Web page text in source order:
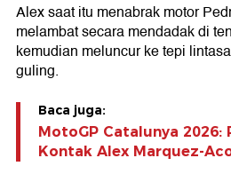
Alex saat itu menabrak motor
melambat secara mendadak di
kemudian meluncur ke tepi
guling.
Baca juga:
MotoGP Catalunya 2026:
Kontak Alex Marquez-